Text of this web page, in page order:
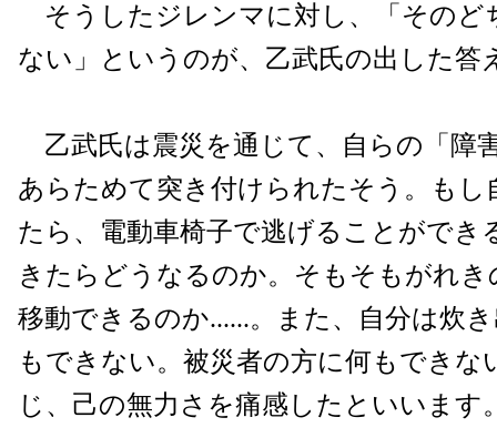
そうしたジレンマに対し、「そのど
ない」というのが、乙武氏の出した答
乙武氏は震災を通じて、自らの「障
あらためて突き付けられたそう。もし
たら、電動車椅子で逃げることができ
きたらどうなるのか。そもそもがれ
移動できるのか......。また、自分は炊
もできない。被災者の方に何もできな
じ、己の無力さを痛感したといいます